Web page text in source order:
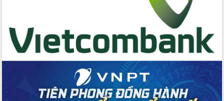
Nhân dân tỉnh
Bệnh án điện tử thúc đẩy chuyển đổi
số y tế tại Đắk Lắk
Chuyển đổi số thư viện: Mở rộng
không gian tri thức trong thời đại số
Đánh giá, rút kinh nghiệm công tác tổ
chức diễn tập trước ngày bầu cử